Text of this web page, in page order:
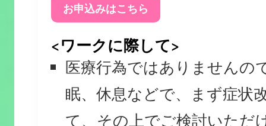
お申込みはこちら
<ワークに際して>
医療行為ではありませんの
眠、休息などで、まず症状
て、その上でご検討いただ